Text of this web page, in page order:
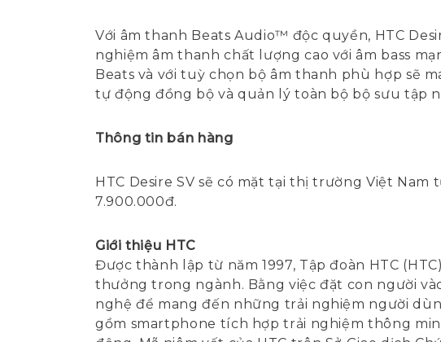
Với âm thanh Beats Audio™ độc quyền, HTC
nghiệm âm thanh chất lượng cao với âm bass
Beats và với tuỳ chọn bộ âm thanh phù hợp sẽ
tự động đồng bộ và quản lý toàn bộ bộ sưu tập
Thông tin bán hàng
HTC Desire SV sẽ có mặt tại thị trường Việt Nam
7.900.000đ.
Giới thiệu HTC
Được thành lập từ năm 1997, Tập đoàn HTC
thưởng trong ngành. Bằng việc đặt con người
nghệ để mang đến những trải nghiệm người
gồm smartphone tích hợp trải nghiệm thông